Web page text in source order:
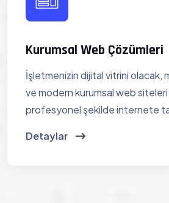
Kurumsal Web Çözümleri
İşletmenizin dijital vitrini olacak,
ve modern kurumsal web siteleri
profesyonel şekilde internete
Detaylar